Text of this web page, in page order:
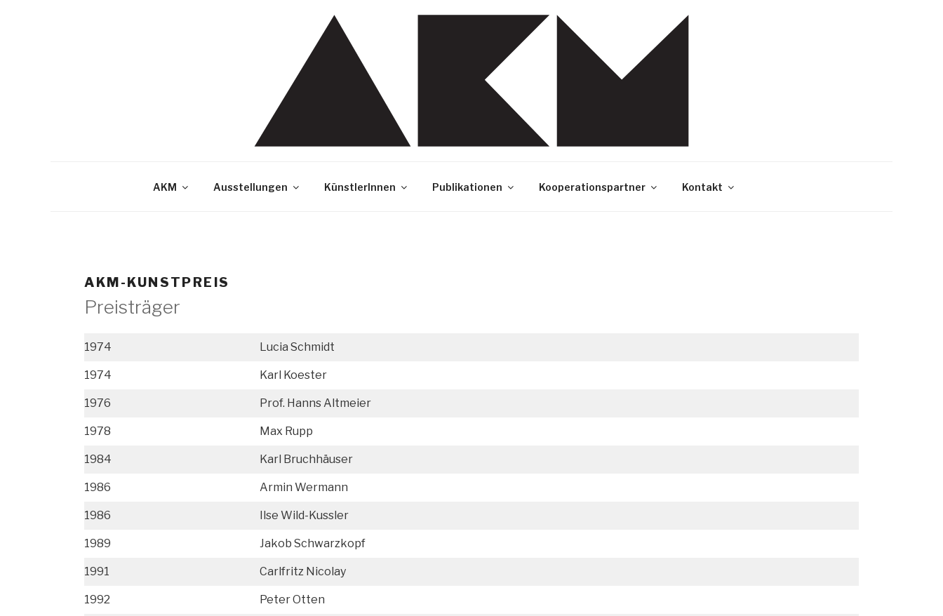
AKM Ausstellungen KünstlerInnen Publikationen Kooperationspartner Kontakt
AKM-KUNSTPREIS
Preisträger
1974 Lucia Schmidt
1974 Karl Koester
1976 Prof. Hanns Altmeier
1978 Max Rupp
1984 Karl Bruchhäuser
1986 Armin Wermann
1986 Ilse Wild-Kussler
1989 Jakob Schwarzkopf
1991 Carlfritz Nicolay
1992 Peter Otten